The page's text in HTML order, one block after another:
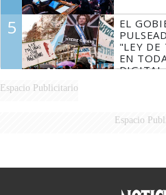
5
EL
"LEY DE
EN
DIGITAL
Espacio Publicitario
Espacio